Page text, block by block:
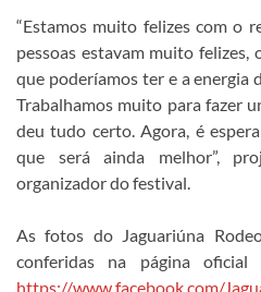
“Estamos muito felizes com o
pessoas estavam muito felizes,
que poderíamos ter e a energia
Trabalhamos muito para fazer
deu tudo certo. Agora, é
que será ainda melhor”,
organizador do festival.
As fotos do Jaguariúna
conferidas na página
https://www.facebook.com/